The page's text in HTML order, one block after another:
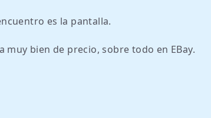
es la pantalla.
bien de precio, sobre todo en EBay.